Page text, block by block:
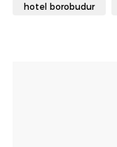
hotel borobudur